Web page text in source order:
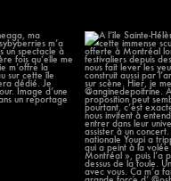
ma
À l’île Sainte-